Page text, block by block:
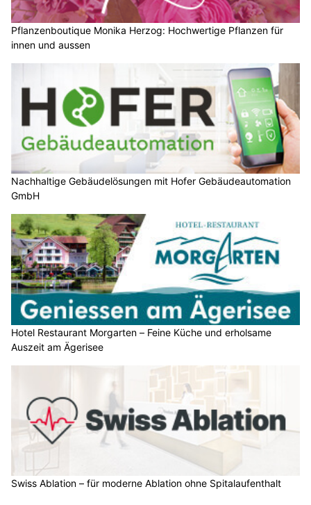
Pflanzenboutique Monika Herzog: Hochwertige Pflanzen für
innen und aussen
Nachhaltige Gebäudelösungen mit Hofer Gebäudeautomation
GmbH
Hotel Restaurant Morgarten – Feine Küche und erholsame
Auszeit am Ägerisee
Swiss Ablation – für moderne Ablation ohne Spitalaufenthalt